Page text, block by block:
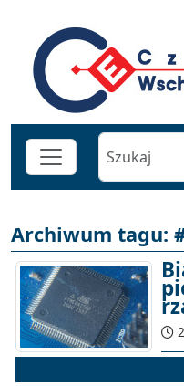
Archiwum tagu: